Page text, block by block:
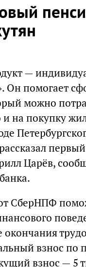
—
Он помогает
можно
на покупку
Царёв,
СберНПФ
окончания
взнос по
взнос — 5